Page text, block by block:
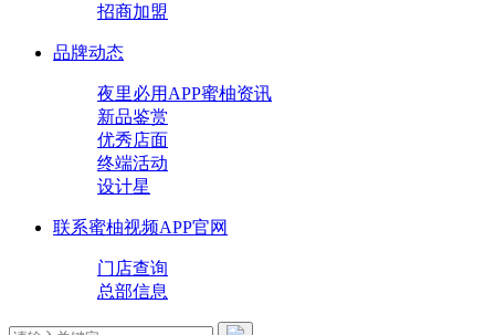
招商加盟
品牌动态
夜里必用APP蜜柚资讯
新品鉴赏
优秀店面
终端活动
设计星
联系蜜柚视频APP官网
门店查询
总部信息